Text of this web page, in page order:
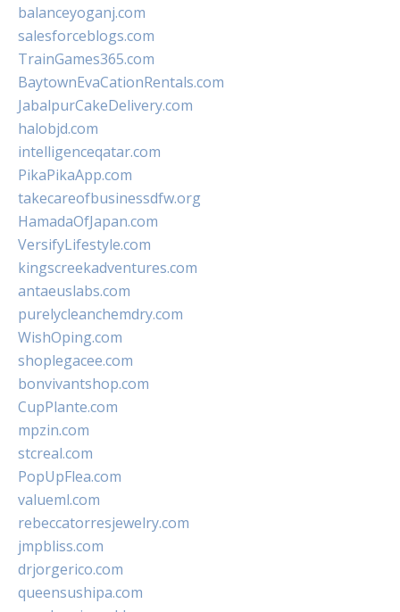
balanceyoganj.com
salesforceblogs.com
TrainGames365.com
BaytownEvaCationRentals.com
JabalpurCakeDelivery.com
halobjd.com
intelligenceqatar.com
PikaPikaApp.com
takecareofbusinessdfw.org
HamadaOfJapan.com
VersifyLifestyle.com
kingscreekadventures.com
antaeuslabs.com
purelycleanchemdry.com
WishOping.com
shoplegacee.com
bonvivantshop.com
CupPlante.com
mpzin.com
stcreal.com
PopUpFlea.com
valueml.com
rebeccatorresjewelry.com
jmpbliss.com
drjorgerico.com
queensushipa.com